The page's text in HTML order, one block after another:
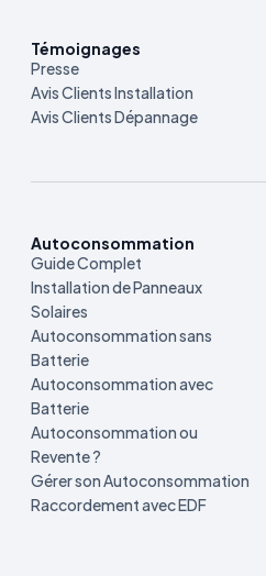
Témoignages
Presse
Avis Clients Installation
Avis Clients Dépannage
Autoconsommation
Guide Complet
Installation de Panneaux
Solaires
Autoconsommation sans
Batterie
Autoconsommation avec
Batterie
Autoconsommation ou
Revente ?
Gérer son Autoconsommation
Raccordement avec EDF